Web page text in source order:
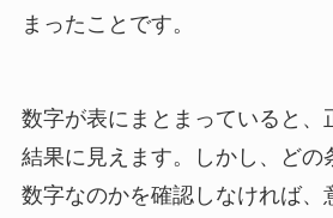
まったことです。
数字が表にまとまっていると、
結果に見えます。しかし、どの
数字なのかを確認しなければ、